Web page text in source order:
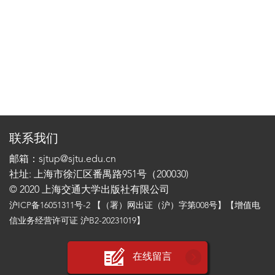
联系我们
邮箱：sjtup@sjtu.edu.cn
社址: 上海市徐汇区番禺路951号（200030)
© 2020 上海交通大学出版社有限公司
沪ICP备16051311号-2 【（署）网出证（沪）字第008号】【增值电
信业务经营许可证 沪B2-20231019】
在线留言